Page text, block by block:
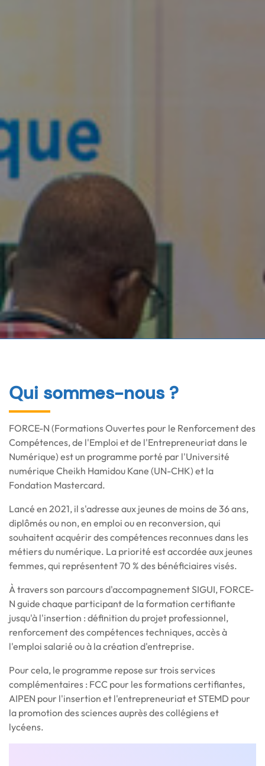
Qui sommes-nous ?
FORCE-N (Formations Ouvertes pour le Renforcement des
Compétences, de l'Emploi et de l'Entrepreneuriat dans le
Numérique) est un programme porté par l'Université
numérique Cheikh Hamidou Kane (UN-CHK) et la
Fondation Mastercard.
Lancé en 2021, il s'adresse aux jeunes de moins de 36 ans,
diplômés ou non, en emploi ou en reconversion, qui
souhaitent acquérir des compétences reconnues dans les
métiers du numérique. La priorité est accordée aux jeunes
femmes, qui représentent 70 % des bénéficiaires visés.
À travers son parcours d'accompagnement SIGUI, FORCE-
N guide chaque participant de la formation certifiante
jusqu'à l'insertion : définition du projet professionnel,
renforcement des compétences techniques, accès à
l'emploi salarié ou à la création d'entreprise.
Pour cela, le programme repose sur trois services
complémentaires : FCC pour les formations certifiantes,
AIPEN pour l'insertion et l'entrepreneuriat et STEMD pour
la promotion des sciences auprès des collégiens et
lycéens.